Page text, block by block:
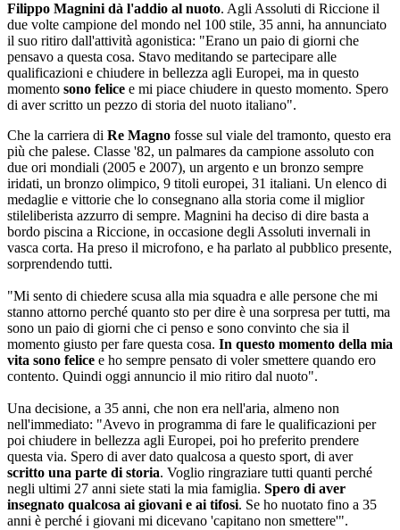
Filippo Magnini dà l'addio al nuoto. Agli Assoluti di Riccione il
due volte campione del mondo nel 100 stile, 35 anni, ha annunciato
il suo ritiro dall'attività agonistica: "Erano un paio di giorni che
pensavo a questa cosa. Stavo meditando se partecipare alle
qualificazioni e chiudere in bellezza agli Europei, ma in questo
momento sono felice e mi piace chiudere in questo momento. Spero
di aver scritto un pezzo di storia del nuoto italiano".
Che la carriera di Re Magno fosse sul viale del tramonto, questo era
più che palese. Classe '82, un palmares da campione assoluto con
due ori mondiali (2005 e 2007), un argento e un bronzo sempre
iridati, un bronzo olimpico, 9 titoli europei, 31 italiani. Un elenco di
medaglie e vittorie che lo consegnano alla storia come il miglior
stileliberista azzurro di sempre. Magnini ha deciso di dire basta a
bordo piscina a Riccione, in occasione degli Assoluti invernali in
vasca corta. Ha preso il microfono, e ha parlato al pubblico presente,
sorprendendo tutti.
"Mi sento di chiedere scusa alla mia squadra e alle persone che mi
stanno attorno perché quanto sto per dire è una sorpresa per tutti, ma
sono un paio di giorni che ci penso e sono convinto che sia il
momento giusto per fare questa cosa. In questo momento della mia
vita sono felice e ho sempre pensato di voler smettere quando ero
contento. Quindi oggi annuncio il mio ritiro dal nuoto".
Una decisione, a 35 anni, che non era nell'aria, almeno non
nell'immediato: "Avevo in programma di fare le qualificazioni per
poi chiudere in bellezza agli Europei, poi ho preferito prendere
questa via. Spero di aver dato qualcosa a questo sport, di aver
scritto una parte di storia. Voglio ringraziare tutti quanti perché
negli ultimi 27 anni siete stati la mia famiglia. Spero di aver
insegnato qualcosa ai giovani e ai tifosi. Se ho nuotato fino a 35
anni è perché i giovani mi dicevano 'capitano non smettere'".